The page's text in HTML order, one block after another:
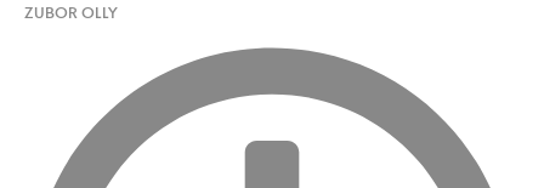
ZUBOR OLLY